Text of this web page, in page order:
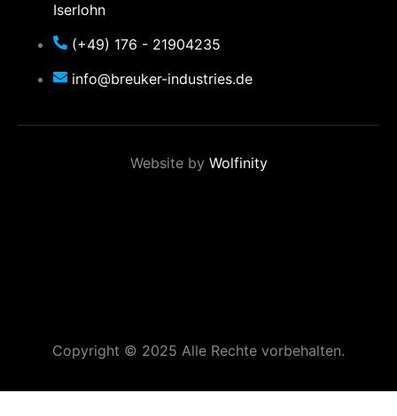
Iserlohn
(+49) 176 - 21904235
info@breuker-industries.de
Website by Wolfinity
Copyright © 2025 Alle Rechte vorbehalten.